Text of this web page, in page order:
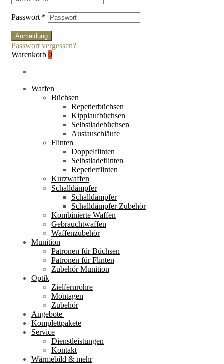
Passwort *
Anmeldung
Passwort vergessen?
Warenkorb 0
Waffen
Büchsen
Repetierbüchsen
Kipplaufbüchsen
Selbstladebüchsen
Austauschläufe
Flinten
Doppelflinten
Selbstladeflinten
Repetierflinten
Kurzwaffen
Schalldämpfer
Schalldämpfer
Schalldämpfer Zubehör
Kombinierte Waffen
Gebrauchtwaffen
Waffenzubehör
Munition
Patronen für Büchsen
Patronen für Flinten
Zubehör Munition
Optik
Zielfernrohre
Montagen
Zubehör
Angebote
Komplettpakete
Service
Dienstleistungen
Kontakt
Wärmebild & mehr